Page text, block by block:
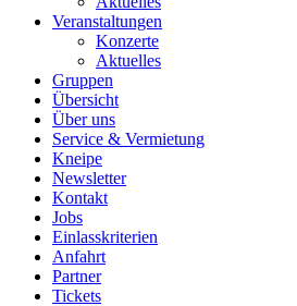
Veranstaltungen
Konzerte
Aktuelles
Gruppen
Übersicht
Über uns
Service & Vermietung
Kneipe
Newsletter
Kontakt
Jobs
Einlasskriterien
Anfahrt
Partner
Tickets